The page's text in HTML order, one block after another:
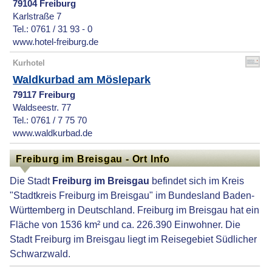
79104 Freiburg
Karlstraße 7
Tel.: 0761 / 31 93 - 0
www.hotel-freiburg.de
Kurhotel
Waldkurbad am Möslepark
79117 Freiburg
Waldseestr. 77
Tel.: 0761 / 7 75 70
www.waldkurbad.de
Freiburg im Breisgau - Ort Info
Die Stadt Freiburg im Breisgau befindet sich im Kreis
"Stadtkreis Freiburg im Breisgau" im Bundesland Baden-
Württemberg in Deutschland. Freiburg im Breisgau hat ein
Fläche von 1536 km² und ca. 226.390 Einwohner. Die
Stadt Freiburg im Breisgau liegt im Reisegebiet Südlicher
Schwarzwald.